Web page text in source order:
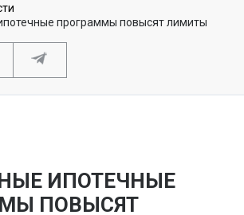
программы повысят лимиты
ИПОТЕЧНЫЕ
ПОВЫСЯТ